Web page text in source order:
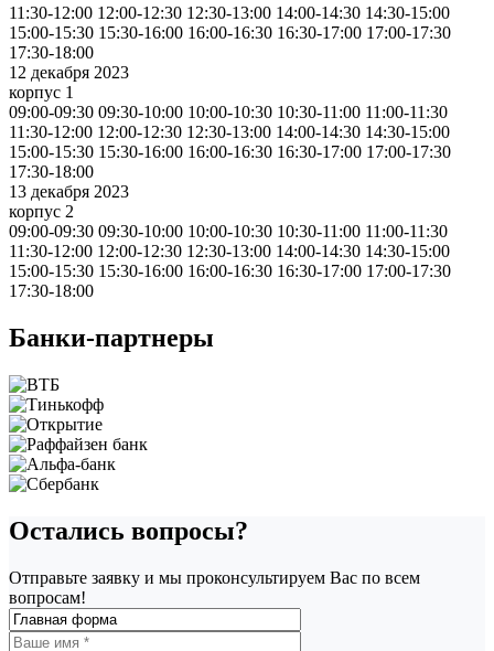
11:30-12:00 12:00-12:30 12:30-13:00 14:00-14:30 14:30-15:00
15:00-15:30 15:30-16:00 16:00-16:30 16:30-17:00 17:00-17:30
17:30-18:00
12 декабря 2023
корпус 1
09:00-09:30 09:30-10:00 10:00-10:30 10:30-11:00 11:00-11:30
11:30-12:00 12:00-12:30 12:30-13:00 14:00-14:30 14:30-15:00
15:00-15:30 15:30-16:00 16:00-16:30 16:30-17:00 17:00-17:30
17:30-18:00
13 декабря 2023
корпус 2
09:00-09:30 09:30-10:00 10:00-10:30 10:30-11:00 11:00-11:30
11:30-12:00 12:00-12:30 12:30-13:00 14:00-14:30 14:30-15:00
15:00-15:30 15:30-16:00 16:00-16:30 16:30-17:00 17:00-17:30
17:30-18:00
Банки-партнеры
Остались вопросы?
Отправьте заявку и мы проконсультируем Вас по всем
вопросам!